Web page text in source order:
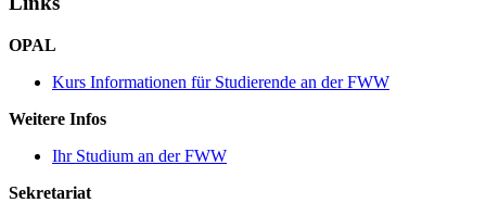
OPAL
Kurs Informationen für Studierende an der FWW
Weitere Infos
Ihr Studium an der FWW
Sekretariat